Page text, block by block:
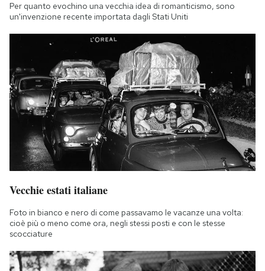
Per quanto evochino una vecchia idea di romanticismo, sono
un'invenzione recente importata dagli Stati Uniti
Vecchie estati italiane
Foto in bianco e nero di come passavamo le vacanze una volta:
cioè più o meno come ora, negli stessi posti e con le stesse
scocciature